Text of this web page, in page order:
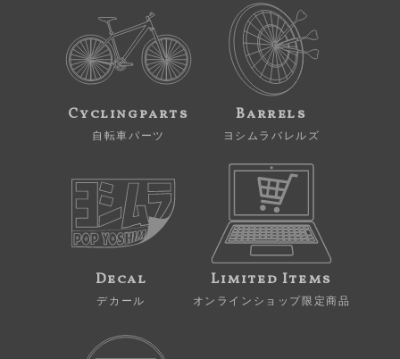
Cyclingparts
自転車パーツ
Barrels
ヨシムラバレルズ
Decal
デカール
Limited Items
オンラインショップ限定商品